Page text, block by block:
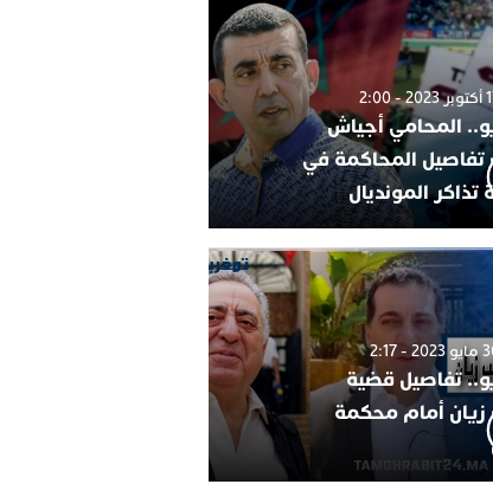
المحامي أجياش
المحاكمة في
المونديال
تفاصيل قضية
زيان أمام محكمة